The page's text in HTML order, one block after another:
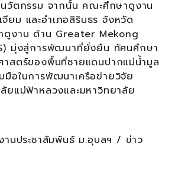
นวัตกรรม จากนั้น คณะศึกษาดูงาน
ยม และอำเภอสิรินธร จังหวัด
ดูงาน ด้าน Greater Mekong
มุ่งสู่การพัฒนาที่ยั่งยืน ทัศนศึกษา
าสตร์ของพื้นที่ชายแดนปากแม่น้ำมูล
มือในการพัฒนาเครือข่ายวิจัย
ยแม่ฟ้าหลวงและมหาวิทยาลัย
มพันธ์ ม.อุบลฯ / ข่าว